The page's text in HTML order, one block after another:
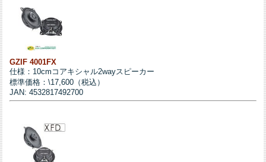
GZIF 4001FX
仕様：10cmコアキシャル2wayスピーカー
標準価格：\17,600（税込）
JAN: 4532817492700